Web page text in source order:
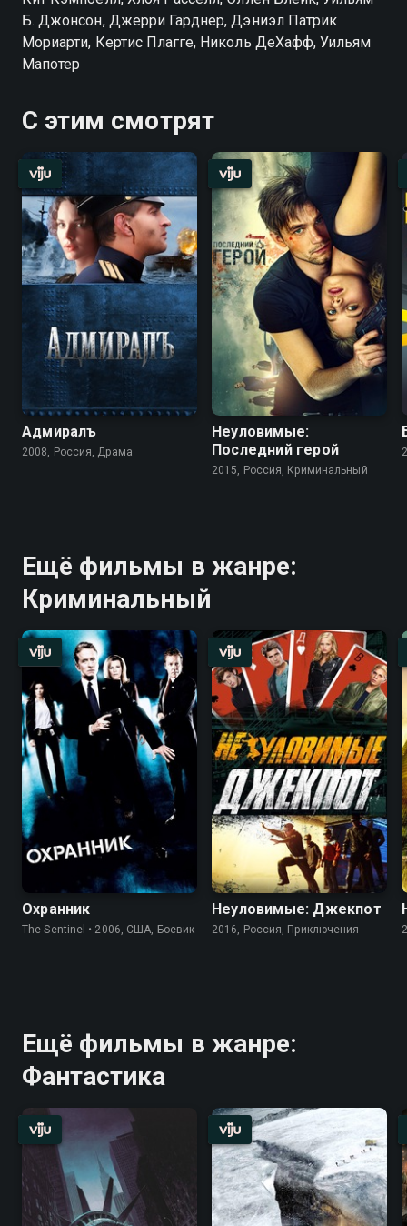
Б. Джонсон, Джерри Гарднер, Дэниэл Патрик
Мориарти, Кертис Плагге, Николь ДеХафф, Уильям
Мапотер
С этим смотрят
Адмиралъ
2008, Россия, Драма
Неуловимые:
Последний герой
2015, Россия, Криминальный
Ещё фильмы в жанре:
Криминальный
Охранник
The Sentinel • 2006, США, Боевик
Неуловимые: Джекпот
2016, Россия, Приключения
Ещё фильмы в жанре:
Фантастика